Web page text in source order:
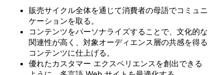
販売サイクル全体を通じて消費者の母語でコミュニ
ケーションを取る。
コンテンツをパーソナライズすることで、文化的な
関連性が高く、対象オーディエンス層の共感を得る
コンテンツに仕上げる。
優れたカスタマー エクスペリエンスを創出できる